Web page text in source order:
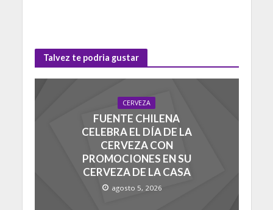
Talvez te podria gustar
CERVEZA
FUENTE CHILENA
CELEBRA EL DÍA DE LA
CERVEZA CON
PROMOCIONES EN SU
CERVEZA DE LA CASA
agosto 5, 2026